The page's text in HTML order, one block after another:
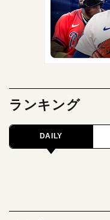
ランキング
DAILY